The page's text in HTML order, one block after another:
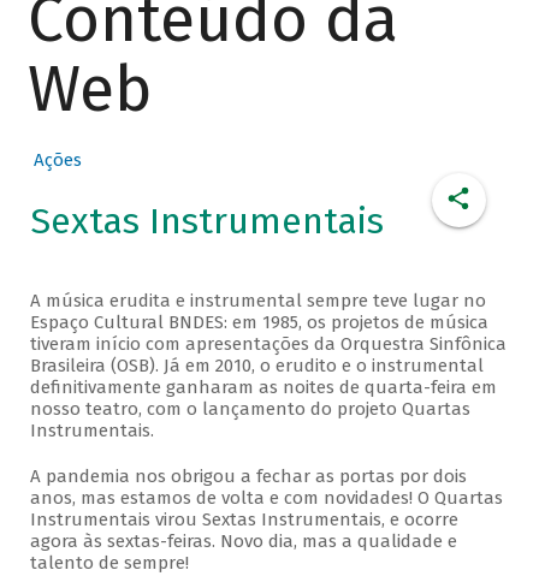
Conteúdo da
Web
Ações
Sextas Instrumentais
A música erudita e instrumental sempre teve lugar no
Espaço Cultural BNDES: em 1985, os projetos de música
tiveram início com apresentações da Orquestra Sinfônica
Brasileira (OSB). Já em 2010, o erudito e o instrumental
definitivamente ganharam as noites de quarta-feira em
nosso teatro, com o lançamento do projeto Quartas
Instrumentais.
A pandemia nos obrigou a fechar as portas por dois
anos, mas estamos de volta e com novidades! O Quartas
Instrumentais virou Sextas Instrumentais, e ocorre
agora às sextas-feiras. Novo dia, mas a qualidade e
talento de sempre!